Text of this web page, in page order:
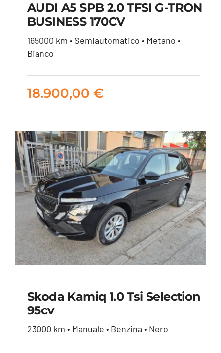
AUDI A5 SPB 2.0 TFSI
G-TRON BUSINESS
18.900,00
AUDI A5 SPB 2.0 TFSI G-TRON
BUSINESS 170CV
165000 km • Semiautomatico • Metano •
Bianco
18.900,00 €
Skoda Kamiq 1.0 tsi
Skoda Kamiq 1.0 Tsi Selection
95cv
23000 km • Manuale • Benzina • Nero